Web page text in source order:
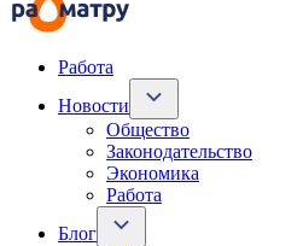
Работа
Новости
Общество
Законодательство
Экономика
Работа
Блог